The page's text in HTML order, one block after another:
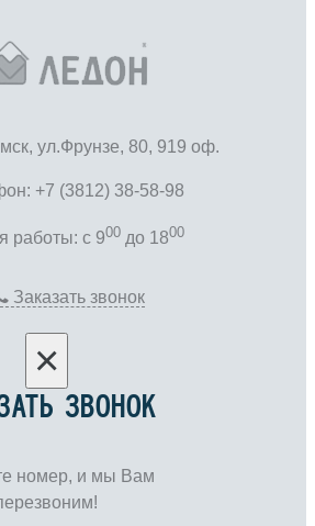
ул.Фрунзе, 80, 919 оф.
+7 (3812) 38-58-98
работы: c 900до 1800
Заказать звонок
×
ЗВОНОК
номер, и мы Вам